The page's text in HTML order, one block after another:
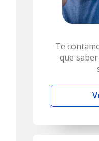
Te
que